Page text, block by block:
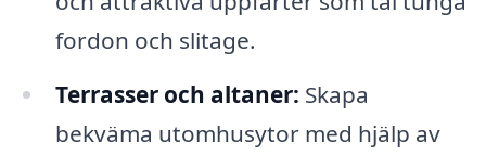
fordon och slitage.
Terrasser och altaner: Skapa
bekväma utomhusytor med hjälp av